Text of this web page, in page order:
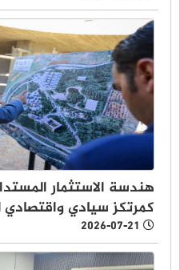
هندسة الاستثمار
كمرتكز سيادي
2026-07-21